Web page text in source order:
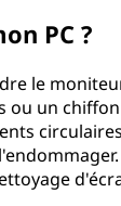
PC ?
le
un